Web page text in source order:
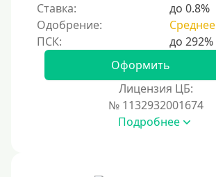
Через систему быстрых платежей СБП
Способы получения
Без активации сервиса
Без участия банков
Ставка:
до 0.8%
Одобрение:
Среднее
Оформить
Лицензия ЦБ:
№ 1132932001674
Подробнее